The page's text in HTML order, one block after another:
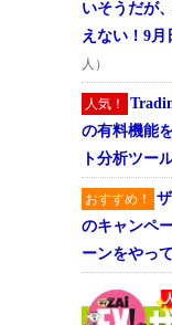
いそうだが
えない！9
人）
人気！
の有料機能
ト分析ツー
おすすめ！
のキャンペ
ーンをやっ